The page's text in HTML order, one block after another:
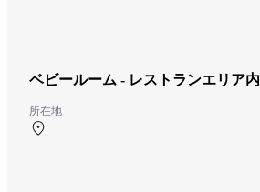
ベビールーム - レストランエリア内
所在地